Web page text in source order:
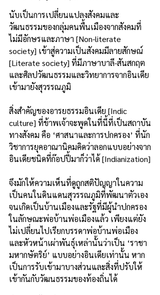
นับเป็นการเปลี่ยนแปลงสังคมและ
วัฒนธรรมของกลุ่มคนพื้นเมืองจากสังคมที่
ไม่มีอักษรและภาษา [Non-literate
society] เข้าสู่ความเป็นสังคมมีลายสักษณ์
[Literate society] ที่มีภาษาบาลี-สันสกฤต
และศิลปวัฒนธรรมและวิทยาการจากอินเดีย
เข้ามายังสุวรรณภูมิ
สิ่งสำคัญของอารยธรรมอินเดีย [Indic
culture] ที่ข้าพเจ้าจะพูดในที่นี้ที่เป็นสถาบัน
ทางสังคม คือ ‘ศาสนาและการปกครอง’ ที่นัก
วิชาการยุคอาณานิคมคิดว่าลอกแบบอย่างจาก
อินเดียชนิดที่ก๊อปปี้มาก็ว่าได้ [Indianization]
จึงมักให้ความเห็นที่ดูถูกสติปัญญาในความ
เป็นคนในดินแดนสุวรรณภูมิที่พัฒนาตัวเอง
จนเกิดเป็นบ้านเมืองและรัฐที่มีผู้นำปกครอง
ในลักษณะพ่อบ้านพ่อเมืองแล้ว เพียงแต่ยัง
ไม่เปลี่ยนไปเรียกบรรดาพ่อบ้านพ่อเมือง
และหัวหน้าเผ่าพันธุ์เหล่านั้นว่าเป็น ‘ราชา
มหากษัตริย์’ แบบอย่างอินเดียเท่านั้น หาก
เป็นการรับเข้ามาบางส่วนและสิ่งที่ปรับให้
เข้ากันกับวัฒนธรรมของท้องถิ่นได้